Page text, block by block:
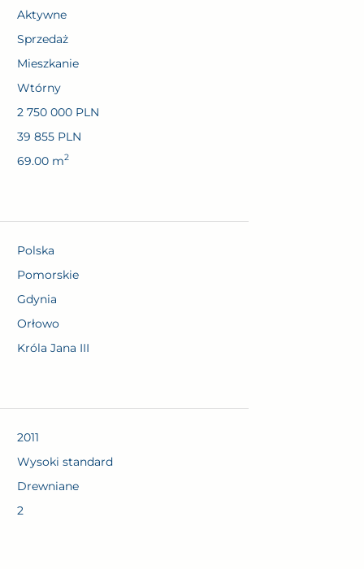
Aktywne
sprzedaż
Mieszkanie
wtórny
2 750 000 PLN
39 855 PLN
69.00 m2
Polska
pomorskie
Gdynia
Orłowo
Króla Jana III
2011
wysoki standard
drewniane
2